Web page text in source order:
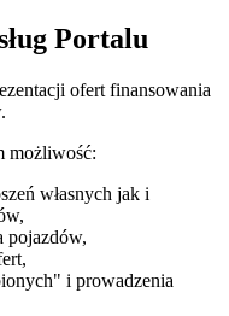
Portalu
ofert finansowania
możliwość:
własnych jak i
pojazdów,
i prowadzenia